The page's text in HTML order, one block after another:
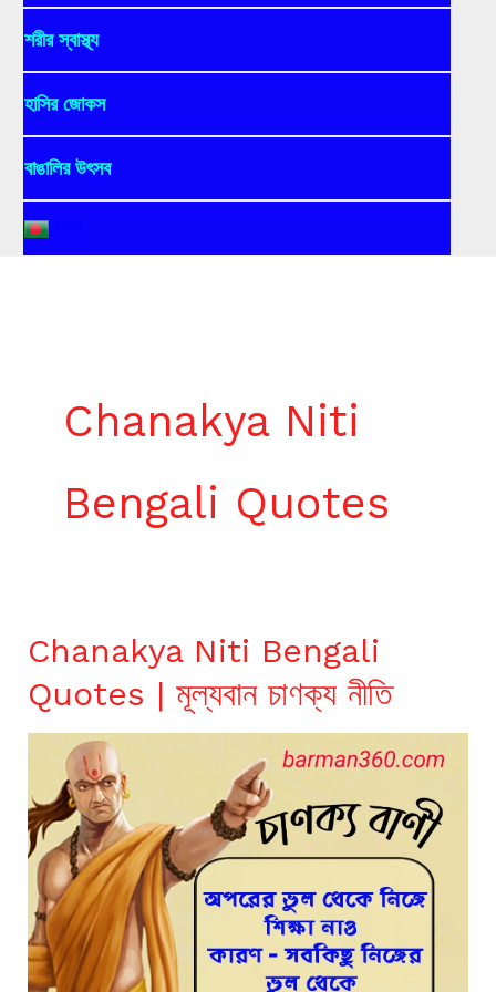
শরীর স্বাস্থ্য
হাসির জোকস
বাঙালির উৎসব
Chanakya Niti
Bengali Quotes
Chanakya Niti Bengali
Quotes | মূল্যবান চাণক্য নীতি